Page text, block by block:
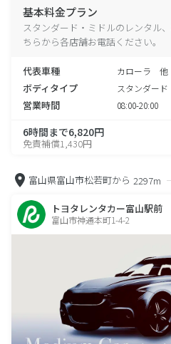
基本料金プラン
スタンダード・ミドルのレンタル
ちらから各店舗お電話ください。
代表車種 カローラ 他
ボディタイプ スタンダード
営業時間 08:00-20:00
6時間まで6,820円
免責補償1,430円
富山県富山市松若町から 2297m
トヨタレンタカー富山駅前
富山市神通本町1-4-2